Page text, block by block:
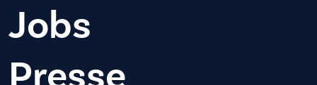
Jobs